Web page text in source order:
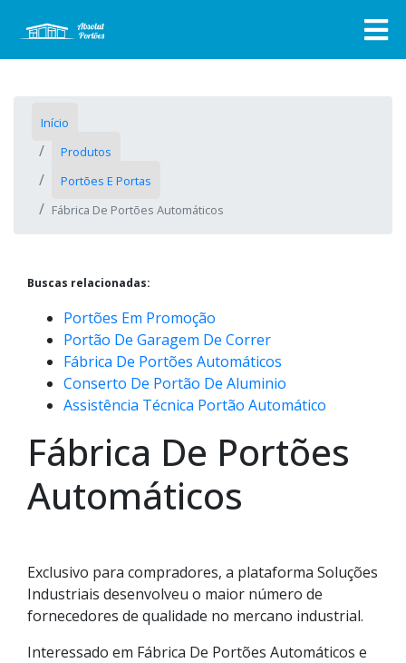
Início
Produtos
Portões E Portas
Fábrica De Portões Automáticos
Buscas relacionadas:
Portões Em Promoção
Portão De Garagem De Correr
Fábrica De Portões Automáticos
Conserto De Portão De Aluminio
Assistência Técnica Portão Automático
Fábrica De Portões
Automáticos
Exclusivo para compradores, a plataforma Soluções
Industriais desenvolveu o maior número de
fornecedores de qualidade no mercano industrial.
Interessado em Fábrica De Portões Automáticos e